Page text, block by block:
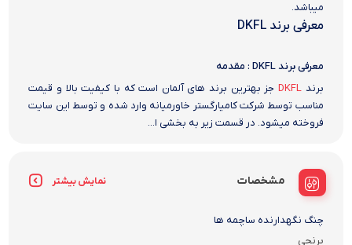
میباشد.
معرفی برند DKFL
معرفی برند DKFL : مقدمه
برند DKFLجز بهترین برند های آلمان است که با کیفیت بالا و قیمت
مناسب توسط شرکت کامیارگستر خاورمیانه وارد شده و توسط این سایت
فروخته میشود. در قسمت زیر به بخشی ا...
مشخصات نمایش بیشتر
چنگ نگهدارنده ساچمه ها
برنجی